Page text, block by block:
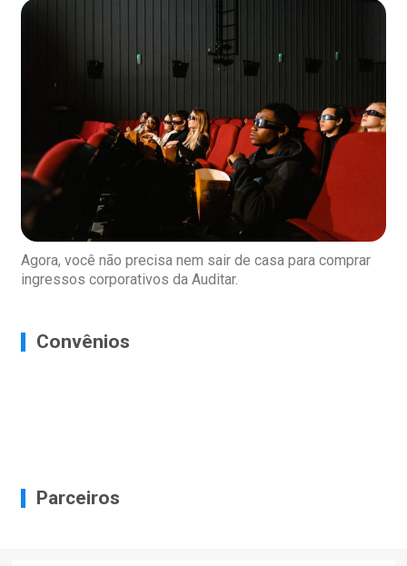
Agora, você não precisa nem sair de casa para comprar
ingressos corporativos da Auditar.
Convênios
Parceiros